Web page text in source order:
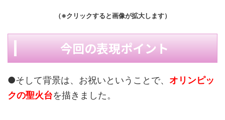
（※クリックすると画像が拡大します）
今回の表現ポイント
●そして背景は、お祝いということで、 オリンピッ
クの聖火台を描きました。